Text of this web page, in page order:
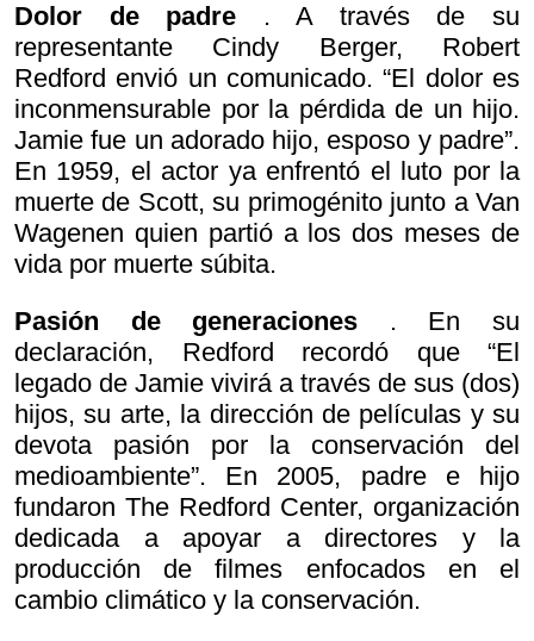
Dolor de padre . A través de su
representante Cindy Berger, Robert
Redford envió un comunicado. “El dolor es
inconmensurable por la pérdida de un hijo.
Jamie fue un adorado hijo, esposo y padre”.
En 1959, el actor ya enfrentó el luto por la
muerte de Scott, su primogénito junto a Van
Wagenen quien partió a los dos meses de
vida por muerte súbita.
Pasión de generaciones . En su
declaración, Redford recordó que “El
legado de Jamie vivirá a través de sus (dos)
hijos, su arte, la dirección de películas y su
devota pasión por la conservación del
medioambiente”. En 2005, padre e hijo
fundaron The Redford Center, organización
dedicada a apoyar a directores y la
producción de filmes enfocados en el
cambio climático y la conservación.